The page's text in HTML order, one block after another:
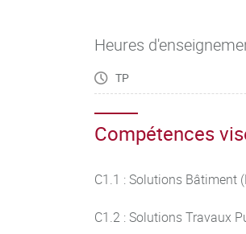
Heures
TP
Compétences
C1.1 : Solutions Bâtiment
C1.2 : Solutions Travaux